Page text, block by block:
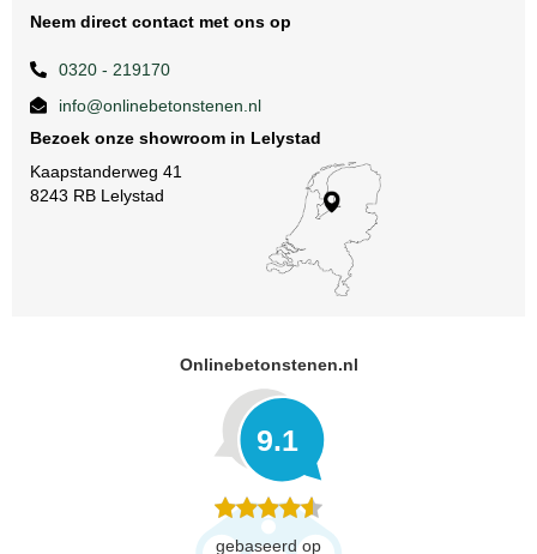
Neem direct contact met ons op
0320 - 219170
info@onlinebetonstenen.nl
Bezoek onze showroom in Lelystad
Kaapstanderweg 41
8243 RB Lelystad
Onlinebetonstenen.nl
9.1
gebaseerd op